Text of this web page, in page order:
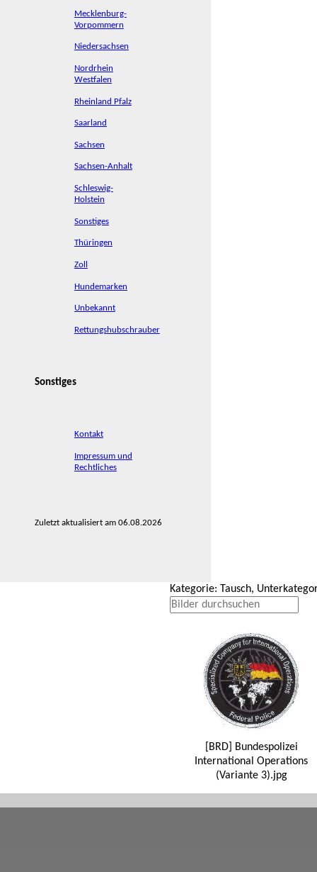
Mecklenburg-
Vorpommern
Niedersachsen
Nordrhein
Westfalen
Rheinland Pfalz
Saarland
Sachsen
Sachsen-Anhalt
Schleswig-
Holstein
Sonstiges
Thüringen
Zoll
Hundemarken
Unbekannt
Rettungshubschrauber
Sonstiges
Kontakt
Impressum und
Rechtliches
Zuletzt aktualisiert am 06.08.2026
Kategorie: Tausch,
[BRD] Bundespolizei
International Operations
(Variante 3).jpg